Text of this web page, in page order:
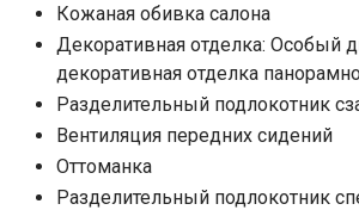
Кожаная обивка салона
Декоративная отделка: Особый
декоративная отделка
Разделительный подлокотник
Вентиляция передних сидений
Оттоманка
Разделительный подлокотник